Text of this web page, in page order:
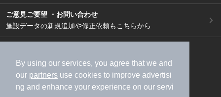
By using our services, you agree that we and
our partners use cookies to improve advertisi
ng and enhance your experience on our servi
ご意見ご要望 ・お問い合わせ
施設データの新規追加や修正依頼もこちらから
加盟店募集（資料請求）
広告出稿のご案内
利用規約
ライフスタイルMEMBERS+規約
特定商取引法に基づく表記
ヘルプ 採用情報